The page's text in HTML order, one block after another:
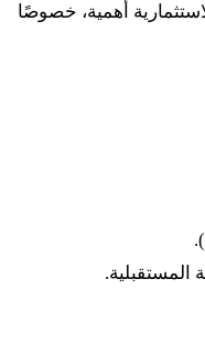
أهمية، خصوصًا
المستقبلية.